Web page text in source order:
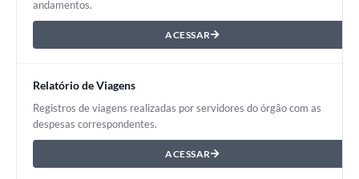
andamentos.
ACESSAR
Relatório de Viagens
Registros de viagens realizadas por servidores do órgão com as
despesas correspondentes.
ACESSAR